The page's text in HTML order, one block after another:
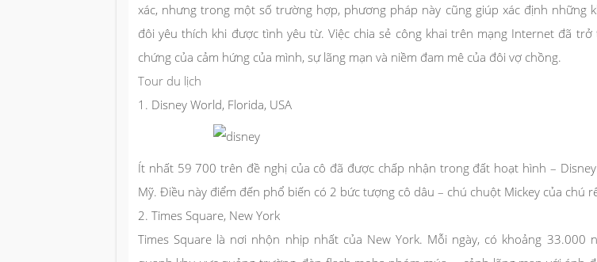
xác, nhưng trong một số trường hợp, phương pháp này cũng giúp xác định những
đôi yêu thích khi được tình yêu từ. Việc chia sẻ công khai trên mạng Internet đã
chứng của cảm hứng của mình, sự lãng mạn và niềm đam mê của đôi vợ chồng.
Tour du lịch
1. Disney World, Florida, USA
Ít nhất 59 700 trên đề nghị của cô đã được chấp nhận trong đất hoạt hình –
Mỹ. Điều này điểm đến phổ biến có 2 bức tượng cô dâu – chú chuột Mickey của chú
2. Times Square, New York
Times Square là nơi nhộn nhịp nhất của New York. Mỗi ngày, có khoảng 33.000